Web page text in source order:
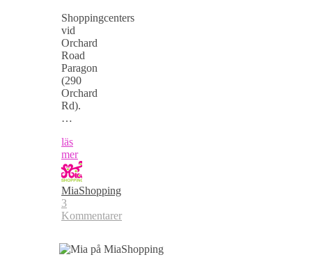
Shoppingcenters
vid
Orchard
Road
Paragon
(290
Orchard
Rd).
…
läs
mer
MiaShopping
3
Kommentarer